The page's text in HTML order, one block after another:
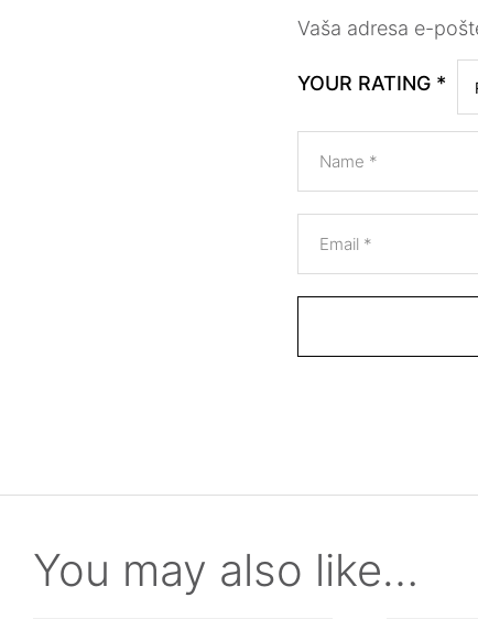
Vaša adresa e-
YOUR RATING *
Name *
Email *
You may also like…